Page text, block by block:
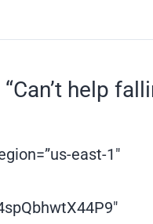
help
east-1″